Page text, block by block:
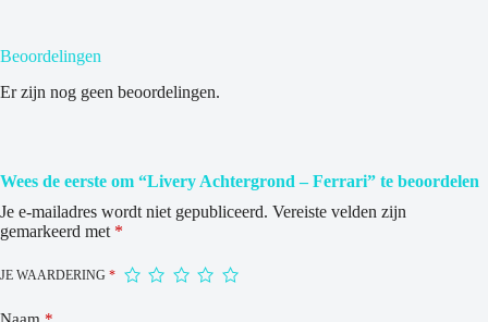
Beoordelingen
Er zijn nog geen beoordelingen.
Wees de eerste om “Livery Achtergrond – Ferrari” te beoordelen
Je e-mailadres wordt niet gepubliceerd. Vereiste velden zijn
gemarkeerd met *
JE WAARDERING *
Naam *